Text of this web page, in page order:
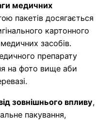
медичних
пакетів досягається
картонного
засобів.
препарату
на фото вище аби
зовнішнього впливу,
пакування,